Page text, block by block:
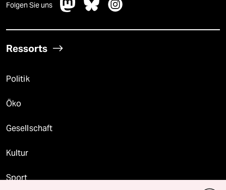
Folgen Sie uns
Ressorts
Politik
Öko
Gesellschaft
Kultur
Sport